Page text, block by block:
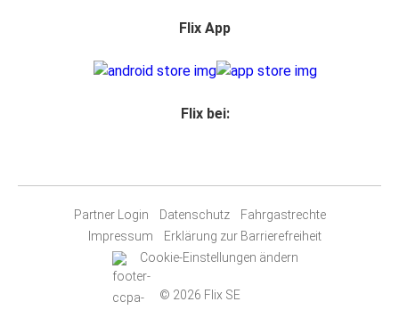
Flix App
Flix bei:
Partner Login Datenschutz
Fahrgastrechte
Impressum
Erklärung zur Barrierefreiheit
Cookie-Einstellungen ändern
© 2026 Flix SE